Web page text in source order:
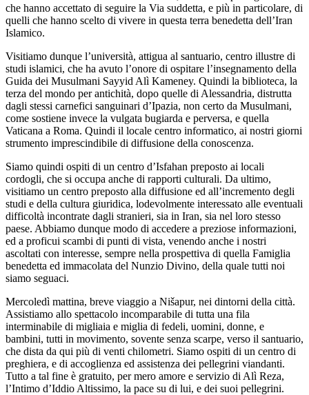
che hanno accettato di seguire la Via suddetta, e più in particolare, di
quelli che hanno scelto di vivere in questa terra benedetta dell’Iran
Islamico.
Visitiamo dunque l’università, attigua al santuario, centro illustre di
studi islamici, che ha avuto l’onore di ospitare l’insegnamento della
Guida dei Musulmani Sayyid Alì Kameney. Quindi la biblioteca, la
terza del mondo per antichità, dopo quelle di Alessandria, distrutta
dagli stessi carnefici sanguinari d’Ipazia, non certo da Musulmani,
come sostiene invece la vulgata bugiarda e perversa, e quella
Vaticana a Roma. Quindi il locale centro informatico, ai nostri giorni
strumento imprescindibile di diffusione della conoscenza.
Siamo quindi ospiti di un centro d’Isfahan preposto ai locali
cordogli, che si occupa anche di rapporti culturali. Da ultimo,
visitiamo un centro preposto alla diffusione ed all’incremento degli
studi e della cultura giuridica, lodevolmente interessato alle eventuali
difficoltà incontrate dagli stranieri, sia in Iran, sia nel loro stesso
paese. Abbiamo dunque modo di accedere a preziose informazioni,
ed a proficui scambi di punti di vista, venendo anche i nostri
ascoltati con interesse, sempre nella prospettiva di quella Famiglia
benedetta ed immacolata del Nunzio Divino, della quale tutti noi
siamo seguaci.
Mercoledì mattina, breve viaggio a Nišapur, nei dintorni della città.
Assistiamo allo spettacolo incomparabile di tutta una fila
interminabile di migliaia e miglia di fedeli, uomini, donne, e
bambini, tutti in movimento, sovente senza scarpe, verso il santuario,
che dista da qui più di venti chilometri. Siamo ospiti di un centro di
preghiera, e di accoglienza ed assistenza dei pellegrini viandanti.
Tutto a tal fine è gratuito, per mero amore e servizio di Alì Reza,
l’Intimo d’Iddio Altissimo, la pace su di lui, e dei suoi pellegrini.